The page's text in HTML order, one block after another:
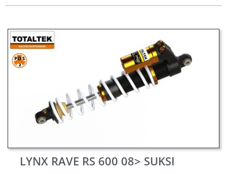
LYNX RAVE RS 600 08> SUKSI